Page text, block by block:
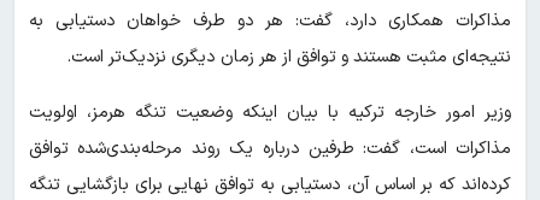
مذاکرات همکاری دارد، گفت: هر دو طرف خواهان دستیابی به
نتیجه‌ای مثبت هستند و توافق از هر زمان دیگری نزدیک‌تر است.
وزیر امور خارجه ترکیه با بیان اینکه وضعیت تنگه هرمز، اولویت
مذاکرات است، گفت: طرفین درباره یک روند مرحله‌بندی‌شده توافق
کرده‌اند که بر اساس آن، دستیابی به توافق نهایی برای بازگشایی تنگه